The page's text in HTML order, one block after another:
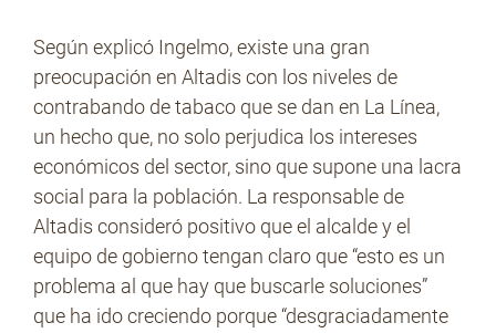
Contacto
Según explicó Ingelmo, existe una gran
preocupación en Altadis con los niveles de
contrabando de tabaco que se dan en La Línea,
un hecho que, no solo perjudica los intereses
económicos del sector, sino que supone una lacra
social para la población. La responsable de
Altadis consideró positivo que el alcalde y el
equipo de gobierno tengan claro que “esto es un
problema al que hay que buscarle soluciones”
que ha ido creciendo porque “desgraciadamente